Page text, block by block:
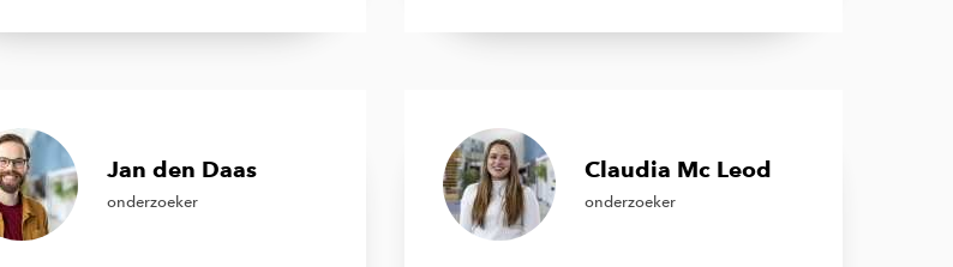
Jan den Daas
onderzoeker
Claudia Mc Leod
onderzoeker